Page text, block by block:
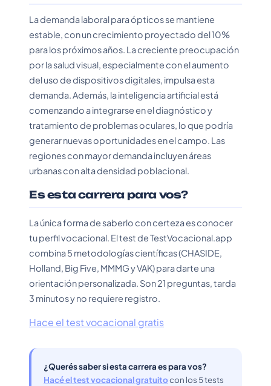
La demanda laboral para ópticos se mantiene
estable, con un crecimiento proyectado del 10%
para los próximos años. La creciente preocupación
por la salud visual, especialmente con el aumento
del uso de dispositivos digitales, impulsa esta
demanda. Además, la inteligencia artificial está
comenzando a integrarse en el diagnóstico y
tratamiento de problemas oculares, lo que podría
generar nuevas oportunidades en el campo. Las
regiones con mayor demanda incluyen áreas
urbanas con alta densidad poblacional.
Es esta carrera para vos?
La única forma de saberlo con certeza es conocer
tu perfil vocacional. El test de TestVocacional.app
combina 5 metodologías científicas (CHASIDE,
Holland, Big Five, MMMG y VAK) para darte una
orientación personalizada. Son 21 preguntas, tarda
3 minutos y no requiere registro.
Hace el test vocacional gratis
¿Querés saber si esta carrera es para vos?
Hacé el test vocacional gratuitocon los 5 tests